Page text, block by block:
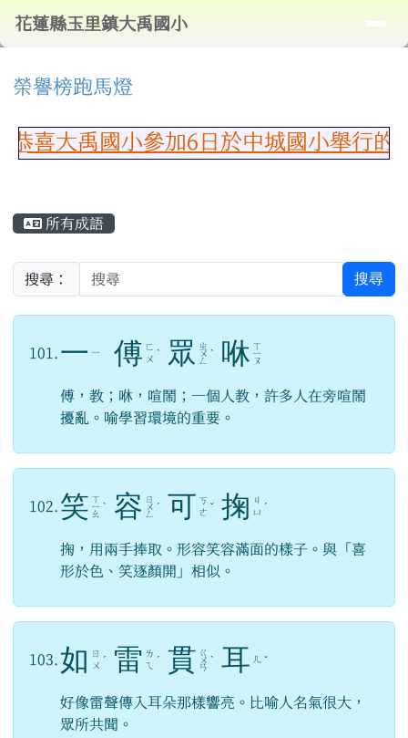
花蓮縣玉里鎮大禹國小
導覽列
花蓮縣玉里鎮大禹國小
上中區域內容
榮譽榜跑馬燈
喜大禹國小參加6日於中城國小舉行的玉
所有成語
搜尋： 搜尋
101. 一 ㄧ 傅 ㄈ
ㄨ ˋ 眾 ㄓ
ㄨ
ㄥ
ˋ 咻 ㄒ
ㄧ
ㄡ
傅，教；咻，喧鬧；一個人教，許多人在旁喧鬧
擾亂。喻學習環境的重要。
102. 笑 ㄒ
ㄧ
ㄠ
ˋ 容 ㄖ
ㄨ
ㄥ
ˊ 可 ㄎ
ㄜ ˇ 掬 ㄐ
ㄩ ˊ
掬，用兩手捧取。形容笑容滿面的樣子。與「喜
形於色、笑逐顏開」相似。
103. 如 ㄖ
ㄨ ˊ 雷 ㄌ
ㄟ
ˊ 貫 ㄍ
ㄨ
ㄢ
ˋ 耳 ㄦ ˇ
好像雷聲傳入耳朵那樣響亮。比喻人名氣很大，
眾所共聞。